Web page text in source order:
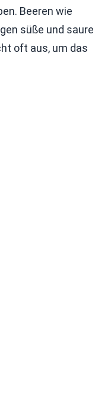
Beeren wie
süße und saure
oft aus, um das